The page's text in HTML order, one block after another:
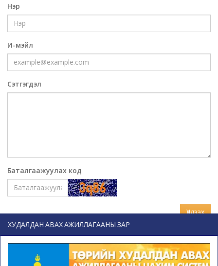
Нэр
И-мэйл
Сэтгэгдэл
Баталгаажуулах код
Үлдээх
ХУДАЛДАН АВАХ АЖИЛЛАГААНЫ ЗАР